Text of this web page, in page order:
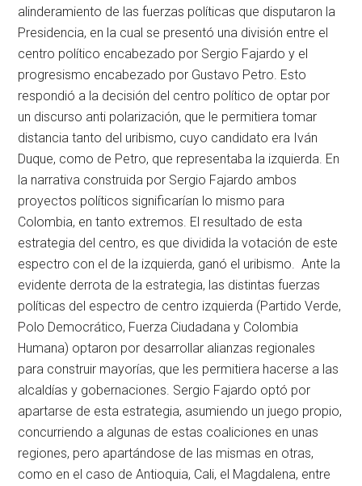
alinderamiento de las fuerzas políticas que disputaron la
Presidencia, en la cual se presentó una división entre el
centro político encabezado por Sergio Fajardo y el
progresismo encabezado por Gustavo Petro. Esto
respondió a la decisión del centro político de optar por
un discurso anti polarización, que le permitiera tomar
distancia tanto del uribismo, cuyo candidato era Iván
Duque, como de Petro, que representaba la izquierda. En
la narrativa construida por Sergio Fajardo ambos
proyectos políticos significarían lo mismo para
Colombia, en tanto extremos. El resultado de esta
estrategia del centro, es que dividida la votación de este
espectro con el de la izquierda, ganó el uribismo. Ante la
evidente derrota de la estrategia, las distintas fuerzas
políticas del espectro de centro izquierda (Partido Verde,
Polo Democrático, Fuerza Ciudadana y Colombia
Humana) optaron por desarrollar alianzas regionales
para construir mayorías, que les permitiera hacerse a las
alcaldías y gobernaciones. Sergio Fajardo optó por
apartarse de esta estrategia, asumiendo un juego propio,
concurriendo a algunas de estas coaliciones en unas
regiones, pero apartándose de las mismas en otras,
como en el caso de Antioquia, Cali, el Magdalena, entre